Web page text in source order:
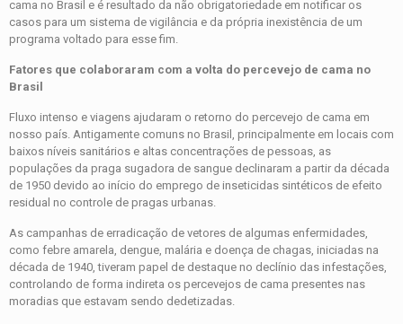
cama no Brasil e é resultado da não obrigatoriedade em notificar os
casos para um sistema de vigilância e da própria inexistência de um
programa voltado para esse fim.
Fatores que colaboraram com a volta do percevejo de cama no
Brasil
Fluxo intenso e viagens ajudaram o retorno do percevejo de cama em
nosso país. Antigamente comuns no Brasil, principalmente em locais com
baixos níveis sanitários e altas concentrações de pessoas, as
populações da praga sugadora de sangue declinaram a partir da década
de 1950 devido ao início do emprego de inseticidas sintéticos de efeito
residual no controle de pragas urbanas.
As campanhas de erradicação de vetores de algumas enfermidades,
como febre amarela, dengue, malária e doença de chagas, iniciadas na
década de 1940, tiveram papel de destaque no declínio das infestações,
controlando de forma indireta os percevejos de cama presentes nas
moradias que estavam sendo dedetizadas.